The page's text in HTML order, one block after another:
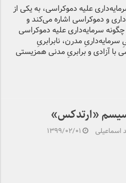
علیه دموکراسی، به یکی از
و دموکراسی اشاره می‌کند و
سرمایه‌داری علیه دموکراسی
مدرن، نابرابریِ
با آزادی و برابریِ مدنی همزیستی
«ارتدکس»
۱۳۹۹/۰۲/۰۱